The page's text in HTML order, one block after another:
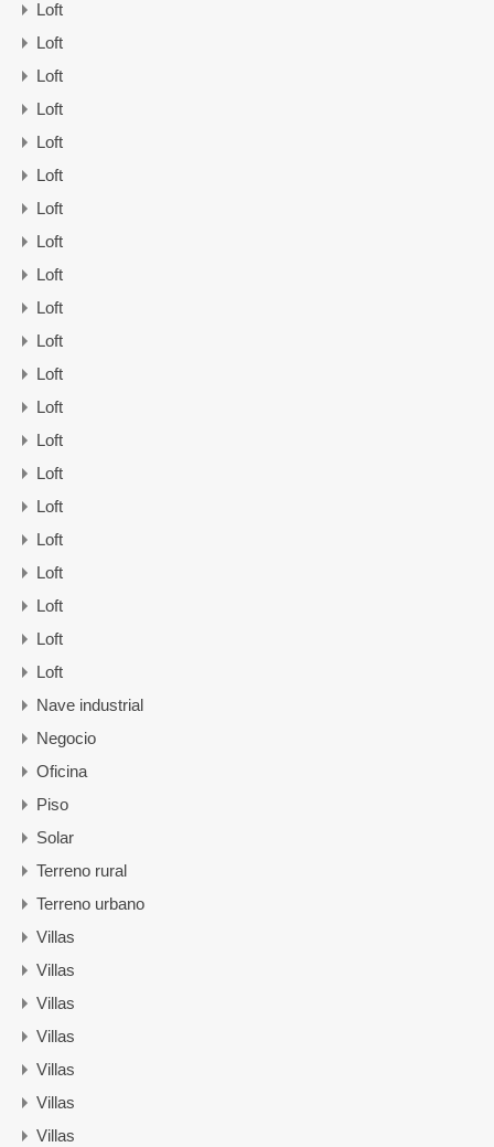
Loft
Loft
Loft
Loft
Loft
Loft
Loft
Loft
Loft
Loft
Loft
Loft
Loft
Loft
Loft
Loft
Loft
Loft
Loft
Loft
Loft
Nave industrial
Negocio
Oficina
Piso
Solar
Terreno rural
Terreno urbano
Villas
Villas
Villas
Villas
Villas
Villas
Villas